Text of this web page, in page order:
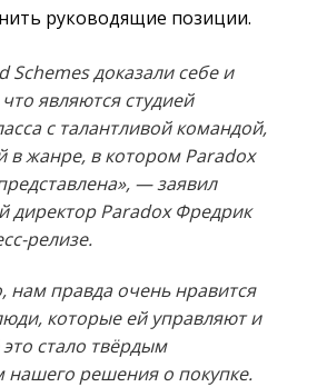
руководящие позиции.
Schemes доказали себе и
являются студией
с талантливой командой,
в жанре, в котором Paradox
—заявил
директор Paradox Фредрик
релизе.
нам правда очень нравится
которые ей управляют и
стало твёрдым
нашего решения о покупке.